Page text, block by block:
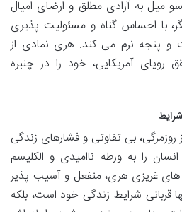
میل به آزادی مطلق و ارضای امیال
با احساس گناه و مسئولیت پذیری
پنجه نرم می کند. هری نمادی از
آمریکایی، خود را در چنبره
بی تفاوتی و فشارهای زندگی
را به ورطه ناامیدی و الکلیسم
های غریزی هری، منفعل و آسیب پذیر
شرایط زندگی خود است، بلکه